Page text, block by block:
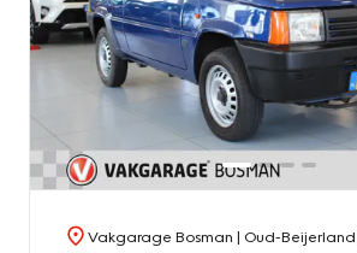
Vakgarage Bosman | Oud-